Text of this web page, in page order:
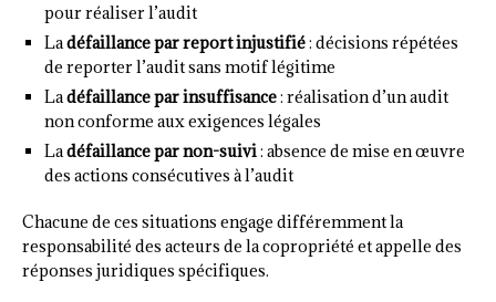
pour réaliser l’audit
Ladéfaillance par report injustifié: décisions répétées
de reporter l’audit sans motif légitime
Ladéfaillance par insuffisance: réalisation d’un audit
non conforme aux exigences légales
Ladéfaillance par non-suivi: absence de mise en œuvre
des actions consécutives à l’audit
Chacune de ces situations engage différemment la
responsabilité des acteurs de la copropriété et appelle des
réponses juridiques spécifiques.